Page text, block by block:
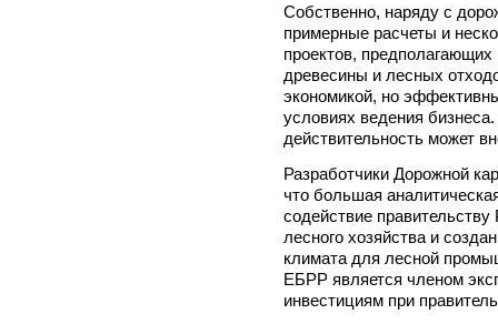
Собственно, наряду с
примерные расчеты и
проектов,
древесины и лесных
экономикой, но
условиях ведения
действительность может
Разработчики Дорожной
что большая
содействие
лесного хозяйства и
климата для лесной
ЕБРР является членом
инвестициям при